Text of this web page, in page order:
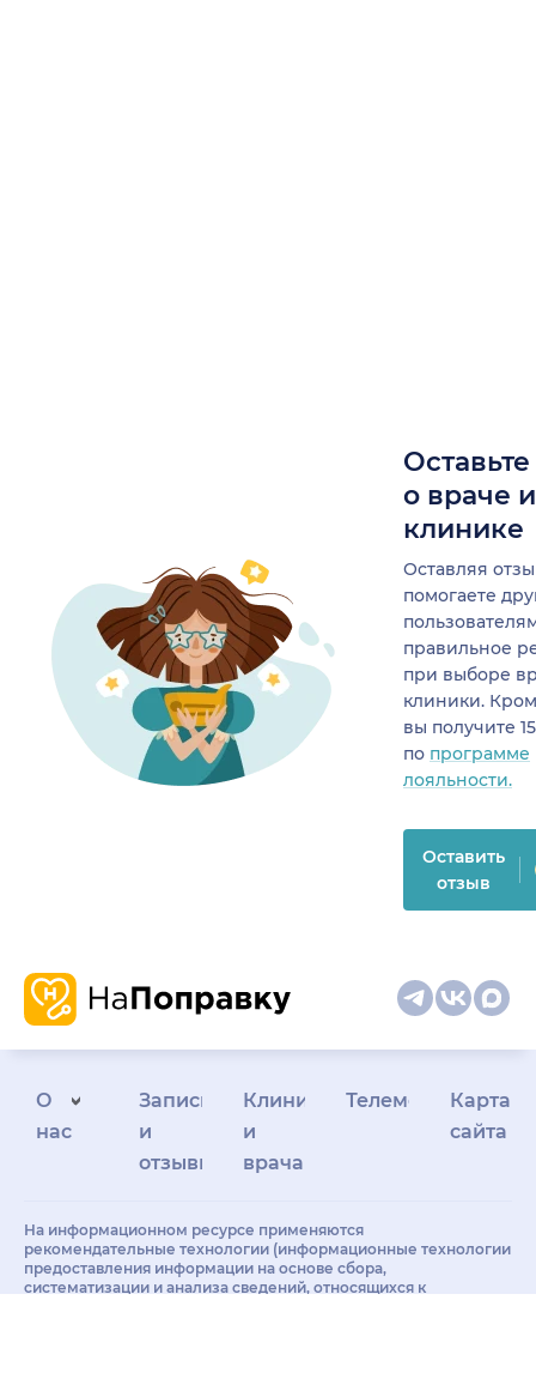
о враче
клинике
Оставляя
помогаете
правильное
при выборе
клиники.
вы получите
по программе
лояльности.
Оставить
отзыв
О
нас
Запись
и
отзывы
Клиникам
и
врачам
Телемедицина
Карта
сайта
На информационном ресурсе применяются
рекомендательные технологии (информационные технологии
предоставления информации на основе сбора,
систематизации и анализа сведений, относящихся к